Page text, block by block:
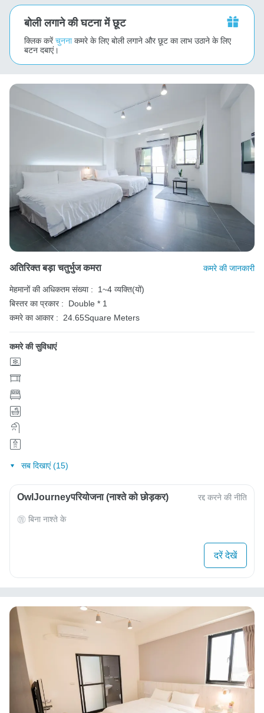
बोली लगाने की घटना में छूट
क्लिक करेंचुननाकमरे के लिए बोली लगाने और छूट का लाभ उठाने के लिए
बटन दबाएं।
अतिरिक्त बड़ा चतुर्भुज कमरा कमरे की जानकारी
मेहमानों की अधिकतम संख्या :
1~4 व्यक्ति(यों)
बिस्तर का प्रकार :
Double * 1
कमरे का आकार :
24.65Square Meters
कमरे की सुविधाएं
सब दिखाएं (15)
OwlJourneyपरियोजना (नाश्ते को छोड़कर) रद्द करने की नीति
बिना नाश्ते के
दरें देखें